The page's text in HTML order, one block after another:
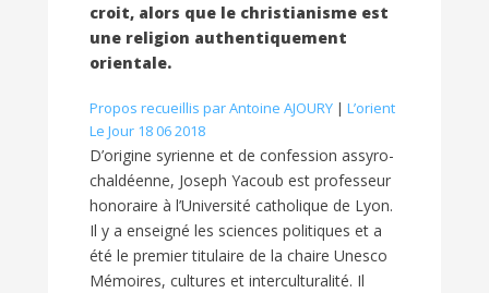
croit, alors que le christianisme est
une religion authentiquement
orientale.
Propos recueillis par Antoine AJOURY | L’orient
Le Jour 18 06 2018
D’origine syrienne et de confession assyro-
chaldéenne, Joseph Yacoub est professeur
honoraire à l’Université catholique de Lyon.
Il y a enseigné les sciences politiques et a
été le premier titulaire de la chaire Unesco
Mémoires, cultures et interculturalité. Il